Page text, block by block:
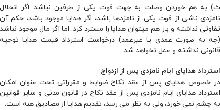
ث) به­ هم خوردن وصلت به جهت فوت یکى از طرفین نباشد. اگر انحلال
نامزدی ناشی از فوت یکی از نامزدها باشد، اگر هدایا موجود باشد، حکم آن
تفاوتی نداشته و باز هم می­توان هدایا را مسترد کرد. اما اگر مال موجود نباشد
(چه به­ صورت عمدی یا غیرعمد) درخواست استرداد قیمت هدایا توجیه
قانونی نداشته و عمل نخواهد شد.
استرداد هدایای ایام نامزدی پس از ازدواج
در خصوص هدایاى پس از عقد نکاح ضوابط و مقرراتى تحت عنوان امکان
استرداد هدایاى ایام نامزدی پس از عقد نکاح در قانون مدنى و سایر قوانین
به چشم نمى­ خورد، ولی به­ نظر مى­ رسد، تقدیم هدایا از مصادیق هبه است.